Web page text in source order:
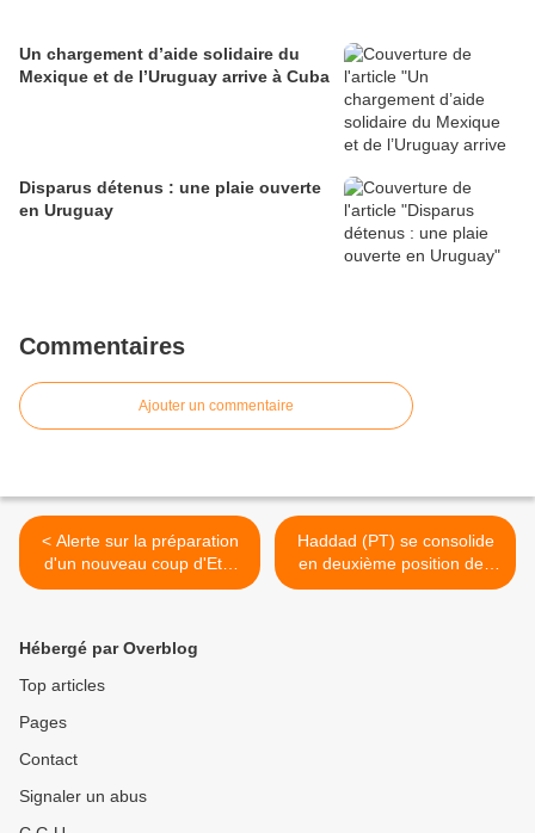
Un chargement d’aide solidaire du
Mexique et de l’Uruguay arrive à Cuba
Disparus détenus : une plaie ouverte
en Uruguay
Commentaires
Ajouter un commentaire
< Alerte sur la préparation
d'un nouveau coup d'Etat
au Brésil
Haddad (PT) se consolide
en deuxième position des
intentions de vote au Brésil
Hébergé par Overblog
Top articles
Pages
Contact
Signaler un abus